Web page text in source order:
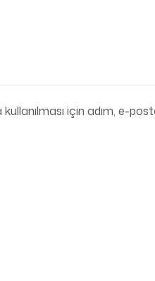
için adım, e-